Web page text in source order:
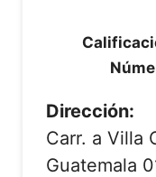
Dirección:
Carr. a Villa
Guatemala